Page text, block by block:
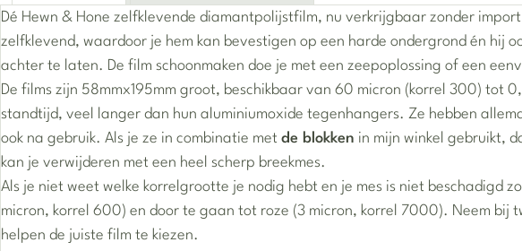
Beschrijving
Dé Hewn & Hone zelfklevende diamantpolijstfilm, nu verkrijgbaar zonder
zelfklevend, waardoor je hem kan bevestigen op een harde ondergrond én hij
achter te laten. De film schoonmaken doe je met een zeepoplossing of een
De films zijn 58mmx195mm groot, beschikbaar van 60 micron (korrel 300) tot
standtijd, veel langer dan hun aluminiumoxide tegenhangers. Ze hebben
ook na gebruik. Als je ze in combinatie met de blokken in mijn winkel gebruikt,
kan je verwijderen met een heel scherp breekmes.
Als je niet weet welke korrelgrootte je nodig hebt en je mes is niet beschadigd
micron, korrel 600) en door te gaan tot roze (3 micron, korrel 7000). Neem bij
helpen de juiste film te kiezen.